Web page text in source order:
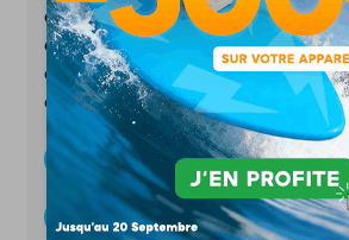
d’audioprothésistes. Notre
démocratiser l’appareillage
assurant les services
d’audioprothèse conventionnel.
Des prix justes et transparents
Essais gratuits
& sans engagement